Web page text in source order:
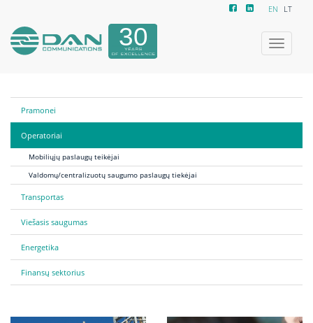
EN LT
Toggle
Pramonei
Operatoriai
Mobiliųjų paslaugų teikėjai
Valdomų/centralizuotų saugumo paslaugų tiekėjai
Transportas
Viešasis saugumas
Energetika
Finansų sektorius